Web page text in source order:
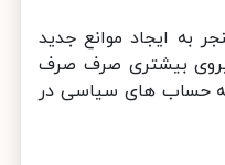
ایجاد موانع جدید
بیشتری صرف صرف
حساب های سیاسی در